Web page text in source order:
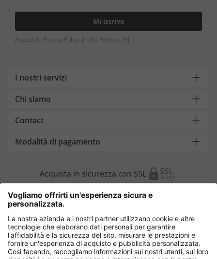
Mi iscrivo
Accetto la Privacy Policy di Ulla Popken. [+]
I nostri servizi
Chi siamo
Contact
Modalità di pagamento
Acquista in sicurezza con SSL
Cambia Paese
Italia